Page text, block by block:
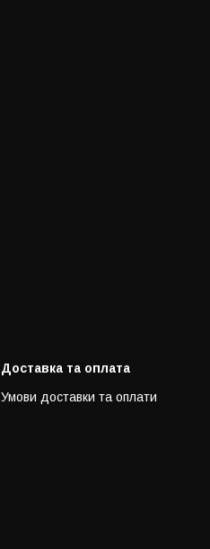
Доставка та оплата
Умови доставки та оплати